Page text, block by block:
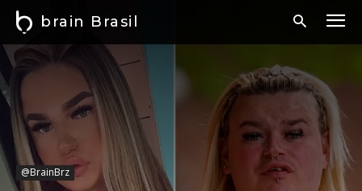
brain Brasil
@BrainBrz